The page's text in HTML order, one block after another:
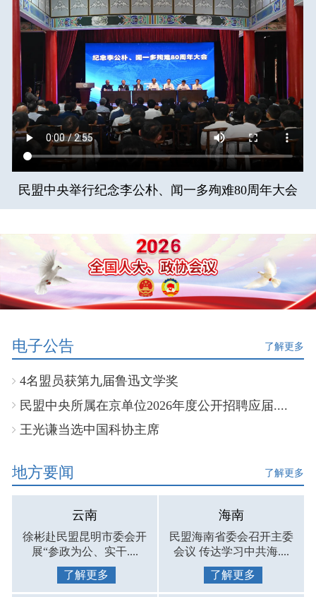
民盟中央举行纪念李公朴、闻一多殉难80周年大会
电子公告 了解更多
4名盟员获第九届鲁迅文学奖
民盟中央所属在京单位2026年度公开招聘应届....
王光谦当选中国科协主席
地方要闻 了解更多
云南
徐彬赴民盟昆明市委会开
展“参政为公、实干....
了解更多
海南
民盟海南省委会召开主委
会议 传达学习中共海....
了解更多